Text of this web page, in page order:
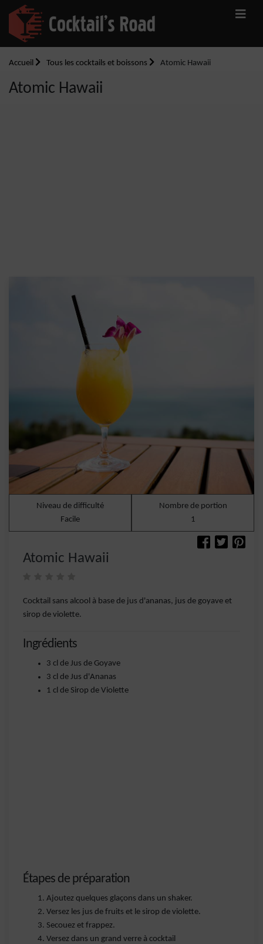
Accueil Tous les cocktails et boissons Atomic Hawaii
Atomic Hawaii
Niveau de difficulté
Facile
Nombre de portion
1
Atomic Hawaii
Cocktail sans alcool à base de jus d'ananas, jus de goyave et
sirop de violette.
Ingrédients
3 cl de Jus de Goyave
3 cl de Jus d'Ananas
1 cl de Sirop de Violette
Étapes de préparation
Ajoutez quelques glaçons dans un shaker.
Versez les jus de fruits et le sirop de violette.
Secouez et frappez.
Versez dans un grand verre à cocktail